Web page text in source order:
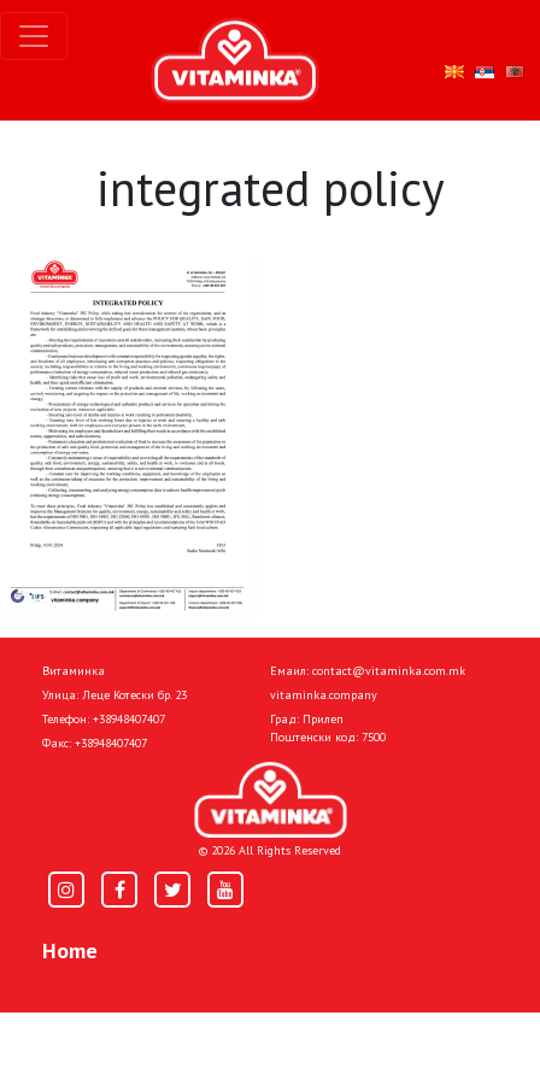
integrated policy
Витаминка
Улица: Леце Котески бр. 23
Телефон: +38948407407
Факс: +38948407407
Емаил: contact@vitaminka.com.mk
vitaminka.company
Град: Прилеп
Поштенски код: 7500
© 2026 All Rights Reserved
Home